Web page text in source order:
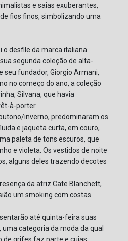
e saias exuberantes,
fios finos, simbolizando uma
o desfile da marca italiana
segunda coleção de alta-
seu fundador, Giorgio Armani,
no começo do ano, a coleção
Silvana, que havia
à-porter.
inverno, predominaram os
e jaqueta curta, em couro,
paleta de tons escuros, que
e violeta. Os vestidos de noite
alguns deles trazendo decotes
da atriz Cate Blanchett,
um smoking com costas
até quinta-feira suas
categoria da moda da qual